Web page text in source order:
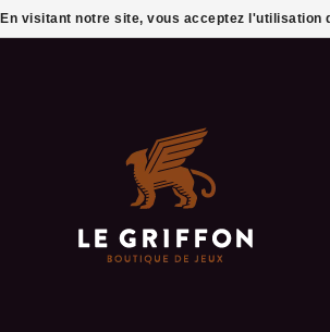
En visitant notre site, vous acceptez